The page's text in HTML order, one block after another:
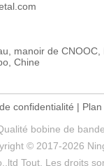
manoir de CNOOC,
Chine
confidentialité |
bobine de
© 2017-2026
Tout. Les droits